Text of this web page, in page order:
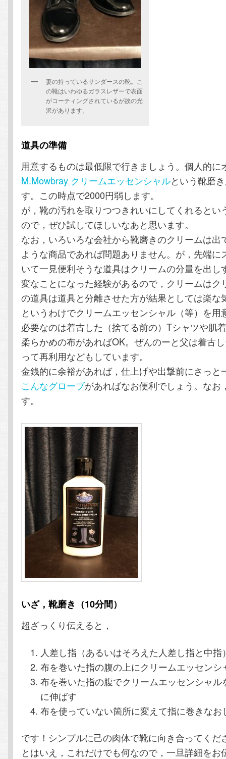
妻の持っているサンダースの靴。こ
の靴はいわゆるガラスレザーで表面
がコーティングされているが故の光
沢があります。
道具の準備
用意するものは最低限で行きましょう。個人的に
M.Mowbray クリームエッセンシャルという靴磨
す。この時点で2000円弱します。
が，靴の汚れを取りつつきれいにしてくれるとい
ので，ぜひ試してほしいなあと思います。
なお，いろいろな会社から靴磨きのクリームは出
ような商品であれば問題ありません。が，先端に
いて一見便利そうな道具はクリームの分量を出し
変なことになった経験があるので，クリームはク
の道具は道具と分離させた方が結果としては楽な
というわけでクリームエッセンシャル（等）を用
必要なのは着古した（捨てる前の）Tシャツや肌
柔らかめの布があればOK。ぜんのーと父は着古
って再利用などもしています。
金銭的に余裕があれば，仕上げや出撃前にさっと
こんなグローブがあればなお便利でしょう。なお
す。
いざ，靴磨き（10分間）
超ざっくり伝えると，
人差し指（あるいはそろえた人差し指と中
布を巻いた指の腹の上にクリームエッセンシ
布を巻いた指の腹でクリームエッセンシャル
に伸ばす
布を使っていない箇所に変えて指に巻きなお
です！シンプルに己の肉体で靴に向き合ってくだ
とはいえ，これだけでも何なので，一旦詳細をお